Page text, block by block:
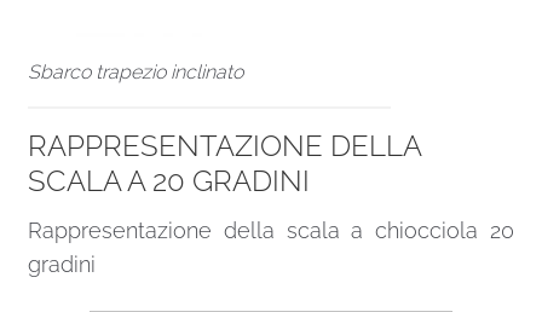
Sbarco trapezio inclinato
RAPPRESENTAZIONE DELLA
SCALA A 20 GRADINI
Rappresentazione della scala a chiocciola 20
gradini